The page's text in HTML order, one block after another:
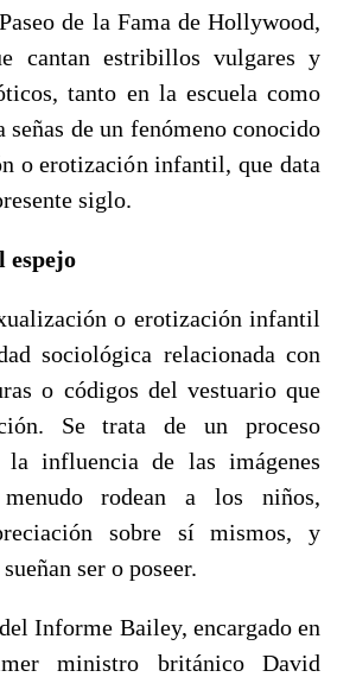
de la Fama de Hollywood,
cantan estribillos vulgares y
tanto en la escuela como
señas de un fenómeno conocido
o erotización infantil, que data
siglo.
espejo
o erotización infantil
sociológica relacionada con
o códigos del vestuario que
Se trata de un proceso
la influencia de las imágenes
rodean a los niños,
sobre sí mismos, y
ser o poseer.
Informe Bailey, encargado en
ministro británico David